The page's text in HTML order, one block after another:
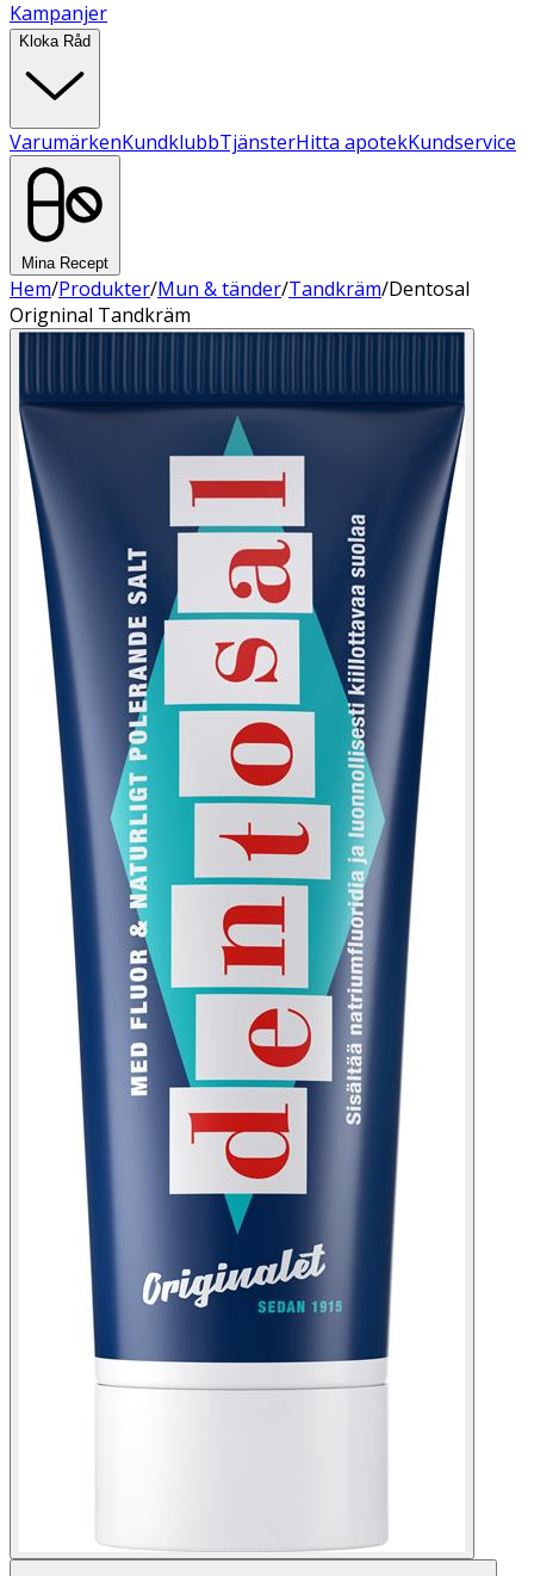
Kampanjer
Kloka Råd
VarumärkenKundklubbTjänsterHitta apotekKundservice
Mina Recept
Hem/Produkter/Mun & tänder/Tandkräm/Dentosal
Origninal Tandkräm